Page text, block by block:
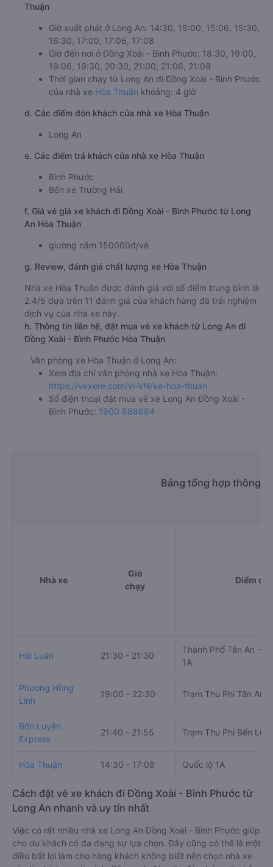
Thuận
Giờ xuất phát ở Long An: 14:30, 15:00, 15:06, 15:30,
16:30, 17:00, 17:06, 17:08
Giờ đến nơi ở Đồng Xoài - Bình Phước: 18:30, 19:00,
19:06, 19:30, 20:30, 21:00, 21:06, 21:08
Thời gian chạy từ Long An đi Đồng Xoài - Bình Phước
của nhà xe Hòa Thuận khoảng: 4 giờ
d. Các điểm đón khách của nhà xe Hòa Thuận
Long An
e. Các điểm trả khách của nhà xe Hòa Thuận
Bình Phước
Bến xe Trường Hải
f. Giá vé giá xe khách đi Đồng Xoài - Bình Phước từ Long
An Hòa Thuận
giường nằm 150000đ/vé
g. Review, đánh giá chất lượng xe Hòa Thuận
Nhà xe Hòa Thuận được đánh giá với số điểm trung bình là
2.4/5 dựa trên 11 đánh giá của khách hàng đã trải nghiệm
dịch vụ của nhà xe này.
h. Thông tin liên hệ, đặt mua vé xe khách từ Long An đi
Đồng Xoài - Bình Phước Hòa Thuận
Văn phòng xe Hòa Thuận ở Long An:
Xem địa chỉ văn phòng nhà xe Hòa Thuận:
https://vexere.com/vi-VN/xe-hoa-thuan
Số điện thoại đặt mua vé xe Long An Đồng Xoài -
Bình Phước: 1900 888684
Bảng tổng hợp thông
Nhà xe
Giờ
chạy
Điểm đi
Hải Luân 21:30 - 21:30
Thành Phố Tân An -
1A
Phương Hồng
Linh
19:00 - 22:30 Trạm Thu Phí Tân An
Bốn Luyện
Express
21:40 - 21:55 Trạm Thu Phí Bến Lức
Hòa Thuận 14:30 - 17:08 Quốc lộ 1A
Cách đặt vé xe khách đi Đồng Xoài - Bình Phước từ
Long An nhanh và uy tín nhất
Việc có rất nhiều nhà xe Long An Đồng Xoài - Bình Phước giúp
cho du khách có đa dạng sự lựa chọn. Đây cũng có thể là một
điều bất lợi làm cho hàng khách không biết nên chọn nhà xe